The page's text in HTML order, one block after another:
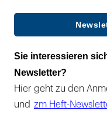
Sie interessieren
Newsletter?
Hier geht zu den
und zm Heft-